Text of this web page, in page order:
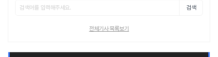
검색
전체기사 목록보기